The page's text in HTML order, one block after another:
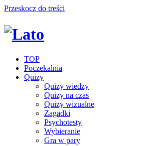
Przeskocz do treści
TOP
Poczekalnia
Quizy
Quizy wiedzy
Quizy na czas
Quizy wizualne
Zagadki
Psychotesty
Wybieranie
Gra w pary